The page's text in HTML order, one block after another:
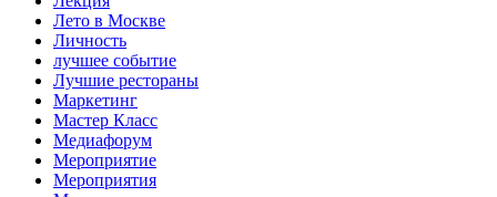
Лето в Москве
Личность
лучшее событие
Лучшие рестораны
Маркетинг
Мастер Класс
Медиафорум
Мероприятие
Мероприятия